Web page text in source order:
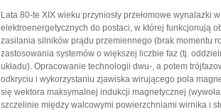
Lata 80-te XIX wieku przyniosły przełomowe wynalazki
elektroenergetycznych do postaci, w której funkcjonują
zasilania silników prądu przemiennego (brak momentu
zastosowania systemów o większej liczbie faz (tj.
układu). Opracowanie technologii dwu-, a potem
odkryciu i wykorzystaniu zjawiska wirującego pola
się wektora maksymalnej indukcji magnetycznej
szczelinie między walcowymi powierzchniami wirnika i